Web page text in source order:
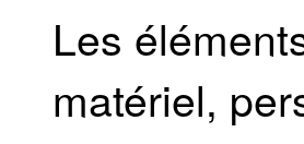
Les
matériel,